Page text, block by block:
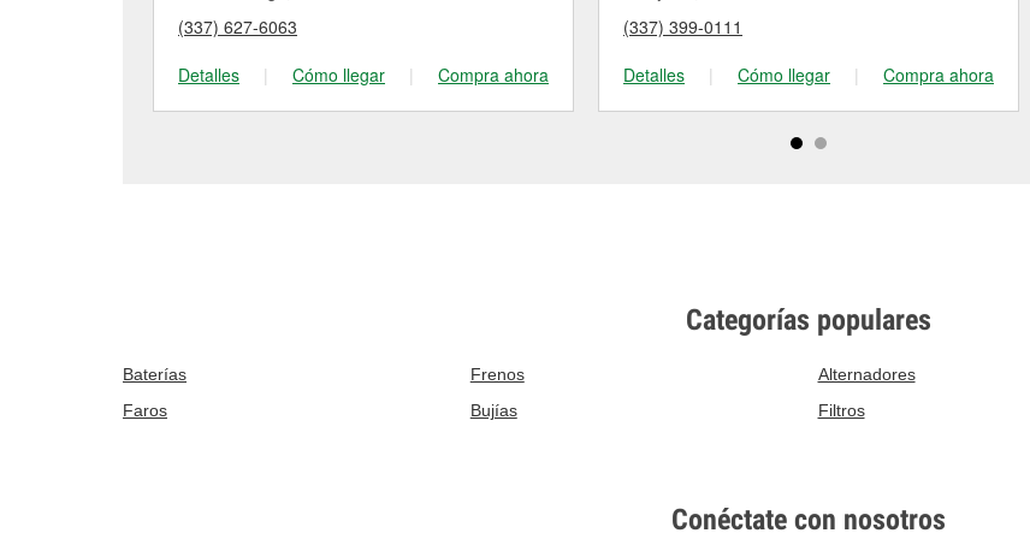
(337) 627-6063
Detalles
| Cómo llegar | Compra ahora
(337) 399-0111
Detalles
| Cómo llegar | Compra ahora
Categorías populares
Baterías Frenos Alternadores
Faros
Bujías Filtros
Conéctate con nosotros